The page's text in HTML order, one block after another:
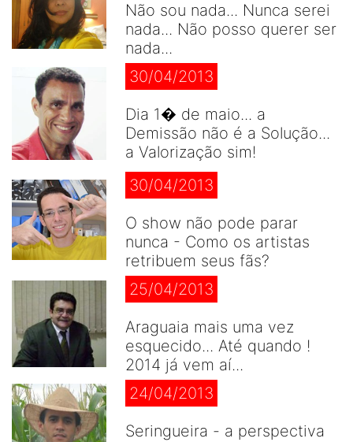
Não sou nada... Nunca serei
nada... Não posso querer ser
nada...
30/04/2013
Dia 1� de maio... a
Demissão não é a Solução...
a Valorização sim!
30/04/2013
O show não pode parar
nunca - Como os artistas
retribuem seus fãs?
25/04/2013
Araguaia mais uma vez
esquecido... Até quando !
2014 já vem aí...
24/04/2013
Seringueira - a perspectiva